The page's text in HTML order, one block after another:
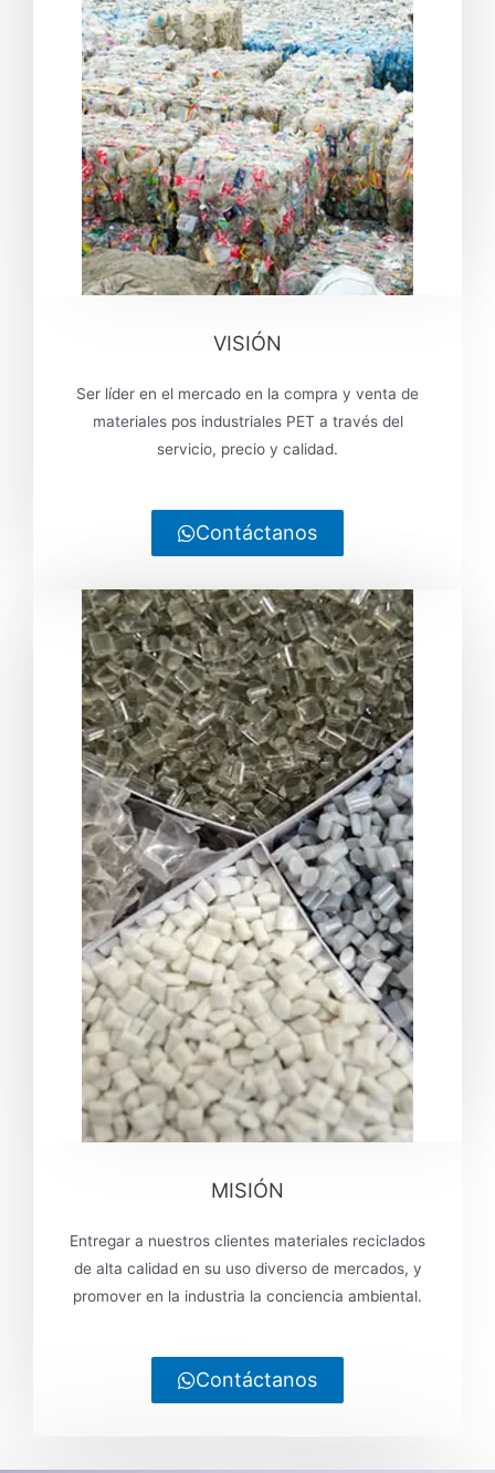
VISIÓN
Ser líder en el mercado en la compra y venta de
materiales pos industriales PET a través del
servicio, precio y calidad.
Contáctanos
MISIÓN
Entregar a nuestros clientes materiales reciclados
de alta calidad en su uso diverso de mercados, y
promover en la industria la conciencia ambiental.
Contáctanos